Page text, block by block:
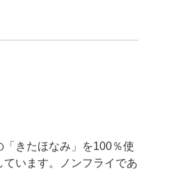
きたほなみ」を100％使
います。ノンフライであ